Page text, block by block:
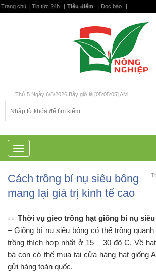
Trang chủ | Tin tức 24h | Tiêu điểm | Đọc báo |
Thứ 5 Ngày 6/8/2026 Bây giờ là [05:05:06] AM
T
o
g
e
a
i
g
a
Cách trồng bí nụ siêu bông
mang lại giá trị kinh tế cao
Thời vụ gieo trồng hạt giống bí nụ
– Giống bí nụ siêu bông có thể trồng
trồng thích hợp nhất ở 15 – 30 độ C. Về
bà con có thể mua tại cửa hàng hạt giống
gửi hàng toàn quốc.